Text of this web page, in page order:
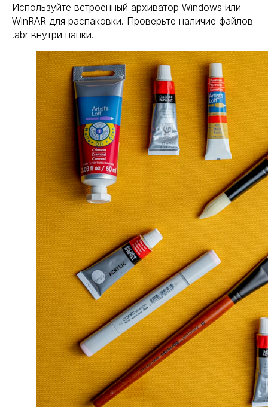
Используйте встроенный архиватор Windows или
WinRAR для распаковки. Проверьте наличие файлов
.abr внутри папки.